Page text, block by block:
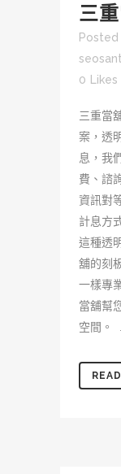
三
Posted
0 Likes
三重當
案，透
息，我
費、諮
資訊對
計息方
這種透
舖的刻
一樣專
當舖幫
空間。